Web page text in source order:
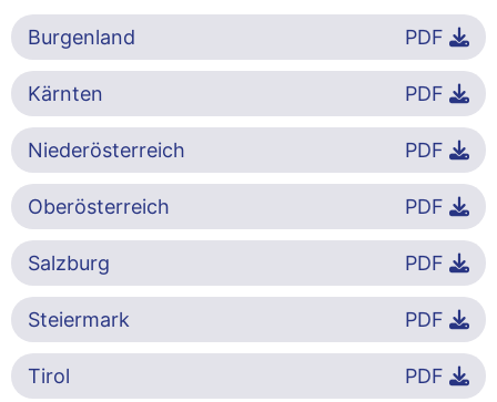
Burgenland PDF
Kärnten PDF
Niederösterreich PDF
Oberösterreich PDF
Salzburg PDF
Steiermark PDF
Tirol PDF